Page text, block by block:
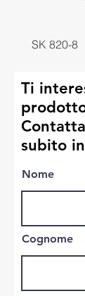
SK 820-8
Ti
subito
Nome
Cognome